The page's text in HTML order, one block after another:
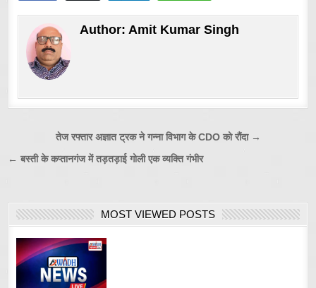
Author: Amit Kumar Singh
navigation
तेज रफ्तार अज्ञात ट्रक ने गन्ना विभाग के CDO को रौंदा →
← बस्ती के कप्तानगंज में तड़तड़ाई गोली एक व्यक्ति गंभीर
MOST VIEWED POSTS